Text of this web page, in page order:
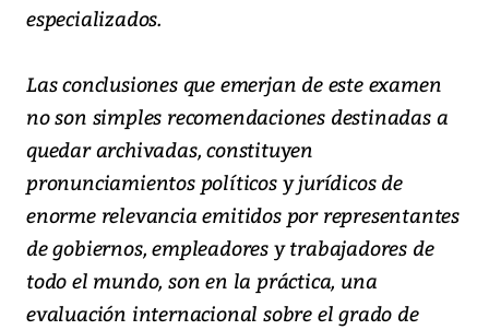
especializados.
Las conclusiones que emerjan de este examen
no son simples recomendaciones destinadas a
quedar archivadas, constituyen
pronunciamientos políticos y jurídicos de
enorme relevancia emitidos por representantes
de gobiernos, empleadores y trabajadores de
todo el mundo, son en la práctica, una
evaluación internacional sobre el grado de